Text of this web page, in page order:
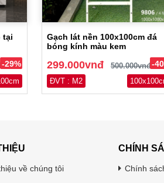
tại
-29%
Gạch lát nền 100x100cm đá
bóng kính màu kem
299.000vnđ 500.000vnđ -
ĐVT : M2
về chúng tôi
CHÍNH
Chính